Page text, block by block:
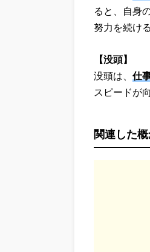
ると、自身
努力を続け
【没頭】
没頭は、 仕
スピードが
関連した